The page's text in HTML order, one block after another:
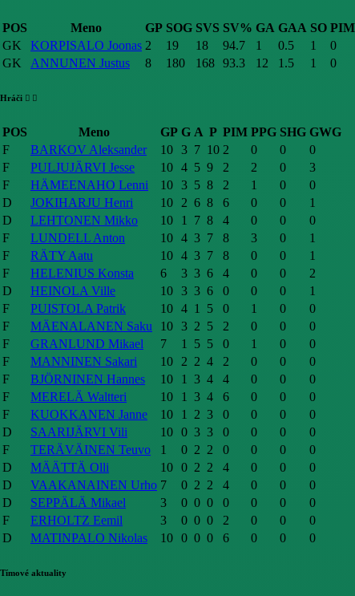
POS Meno GP SOG SVS SV% GA GAA SO PIM
GK
KORPISALO Joonas 2 19 18 94.7 1 0.5 1
0
GK
ANNUNEN Justus 8 180 168 93.3 12 1.5 1 0
Hráči
POS Meno GP G A P PIM PPG SHG GWG
F
BARKOV Aleksander 10 3 7 10 2 0 0
0
F
PULJUJÄRVI Jesse 10 4 5 9 2 2 0
3
F
HÄMEENAHO Lenni 10 3 5 8 2 1 0
0
D
JOKIHARJU Henri 10 2 6 8 6 0 0
1
D
LEHTONEN Mikko 10 1 7 8 4 0 0
0
F
LUNDELL Anton 10 4 3 7 8 3 0
1
F
RÄTY Aatu 10 4 3 7 8 0 0
1
F
HELENIUS Konsta 6 3 3 6 4 0 0
2
D
HEINOLA Ville 10 3 3 6 0 0 0
1
F
PUISTOLA Patrik 10 4 1 5 0 1 0
0
F
MÄENALANEN Saku 10 3 2 5 2 0 0
0
F
GRANLUND Mikael 7 1 5 5 0 1 0
0
F
MANNINEN Sakari 10 2 2 4 2 0 0
0
F
BJÖRNINEN Hannes 10 1 3 4 4 0 0
0
F
MERELÄ Waltteri 10 1 3 4 6 0 0
0
F
KUOKKANEN Janne 10 1 2 3 0 0 0
0
D
SAARIJÄRVI Vili 10 0 3 3 0 0 0
0
F
TERÄVÄINEN Teuvo 1 0 2 2 0 0 0
0
D
MÄÄTTÄ Olli 10 0 2 2 4 0 0
0
D
VAAKANAINEN Urho 7 0 2 2 4 0 0
0
D
SEPPÄLÄ Mikael 3 0 0 0 0 0 0
0
F
ERHOLTZ Eemil 3 0 0 0 2 0 0
0
D
MATINPALO Nikolas 10 0 0 0 6 0 0 0
Tímové aktuality